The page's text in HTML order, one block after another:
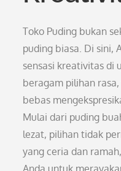
Toko Puding bukan
puding biasa. Di sini,
sensasi kreativitas di
beragam pilihan
bebas
Mulai dari puding
lezat, pilihan tidak
yang ceria dan
Anda untuk